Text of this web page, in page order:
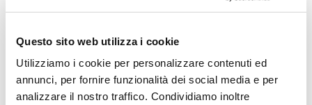
Questo sito web utilizza i cookie
Utilizziamo i cookie per personalizzare contenuti ed
annunci, per fornire funzionalità dei social media e per
analizzare il nostro traffico. Condividiamo inoltre